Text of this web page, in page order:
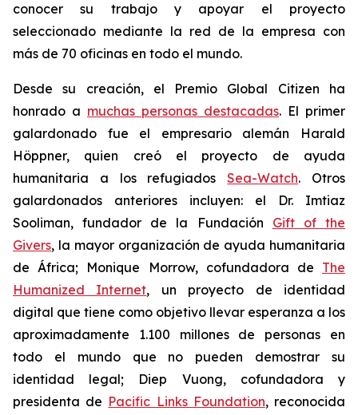
conocer su trabajo y apoyar el proyecto
seleccionado mediante la red de la empresa con
más de 70 oficinas en todo el mundo.
Desde su creación, el Premio Global Citizen ha
honrado a muchas personas destacadas. El primer
galardonado fue el empresario alemán Harald
Höppner, quien creó el proyecto de ayuda
humanitaria a los refugiadosSea-Watch. Otros
galardonados anteriores incluyen: el Dr. Imtiaz
Sooliman, fundador de la Fundación Gift of the
Givers, la mayor organización de ayuda humanitaria
de África; Monique Morrow, cofundadora de The
Humanized Internet, un proyecto de identidad
digital que tiene como objetivo llevar esperanza a los
aproximadamente 1.100 millones de personas en
todo el mundo que no pueden demostrar su
identidad legal; Diep Vuong, cofundadora y
presidenta de Pacific Links Foundation, reconocida